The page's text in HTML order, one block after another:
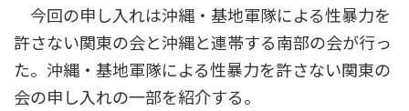
今回の申し入れは沖縄・基地軍隊による性暴力を
許さない関東の会と沖縄と連帯する南部の会が行っ
た。沖縄・基地軍隊による性暴力を許さない関東の
会の申し入れの一部を紹介する。